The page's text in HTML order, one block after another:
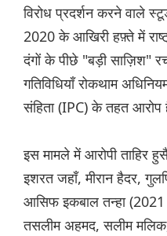
विरोध प्रदर्शन करने वाले
2020 के आखिरी हफ़्ते में
दंगों के पीछे "बड़ी साज़िश"
गतिविधियाँ रोकथाम
संहिता (IPC) के तहत आरोप
इस मामले में आरोपी ताहिर
इशरत जहाँ, मीरान हैदर,
आसिफ इकबाल तन्हा (2021
तसलीम अहमद, सलीम